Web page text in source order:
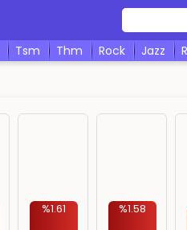
tsm thm rock jazz
%1.61 %1.58